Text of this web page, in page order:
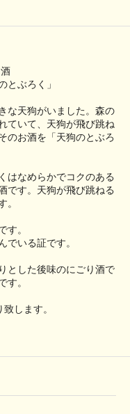
ぶろく」
な天狗がいました。森の
ていて、天狗が飛び跳ね
のお酒を「天狗のとぶろ
はなめらかでコクのある
です。天狗が飛び跳ねる
。
す。
でいる証です。
とした後味のにごり酒で
す。
します。